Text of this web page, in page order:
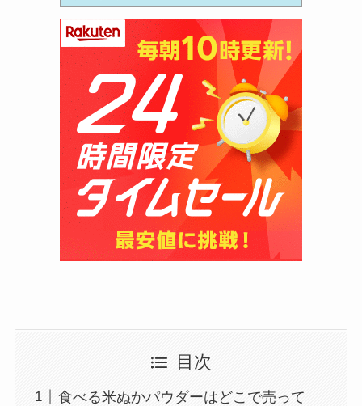
目次
食べる米ぬかパウダーはどこで売って